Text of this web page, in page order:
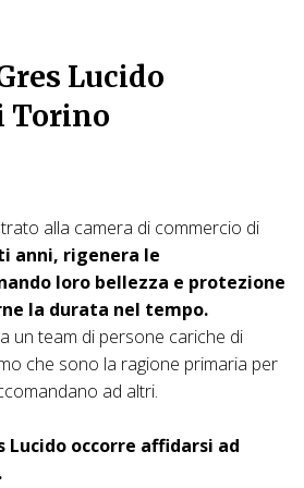
Lucido
Torino
alla camera di commercio di
anni, rigenera le
loro bellezza e protezione
la durata nel tempo.
un team di persone cariche di
che sono la ragione primaria per
ad altri.
Lucido occorre affidarsi ad